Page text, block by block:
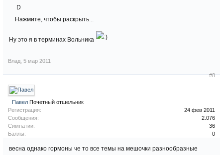
D
Нажмите, чтобы раскрыть...
Ну это я в терминах Вольника
Влад 5 мар 2011
#8
Павел Почетный отшельник
Регистрация:
24 фев 2011
Сообщения:
2.076
Симпатии:
36
Баллы:
0
весна однако гормоны че то все темы на мешочки разнообразные